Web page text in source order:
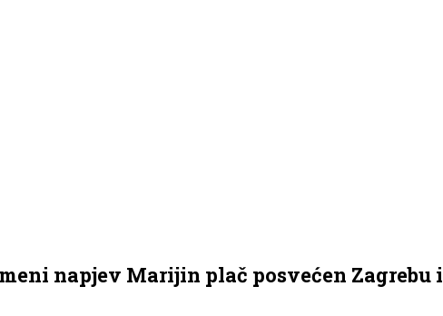
napjev Marijin plač posvećen Zagrebu i